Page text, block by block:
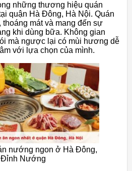
những thương hiệu quán
quận Hà Đông, Hà Nội. Quán
mát và mang đến sự
khi dùng bữa. Không gian
mà ngược lại có mùi hương dễ
với lựa chọn của mình.
nướng ngon ở Hà Đông,
Đỉnh Nướng